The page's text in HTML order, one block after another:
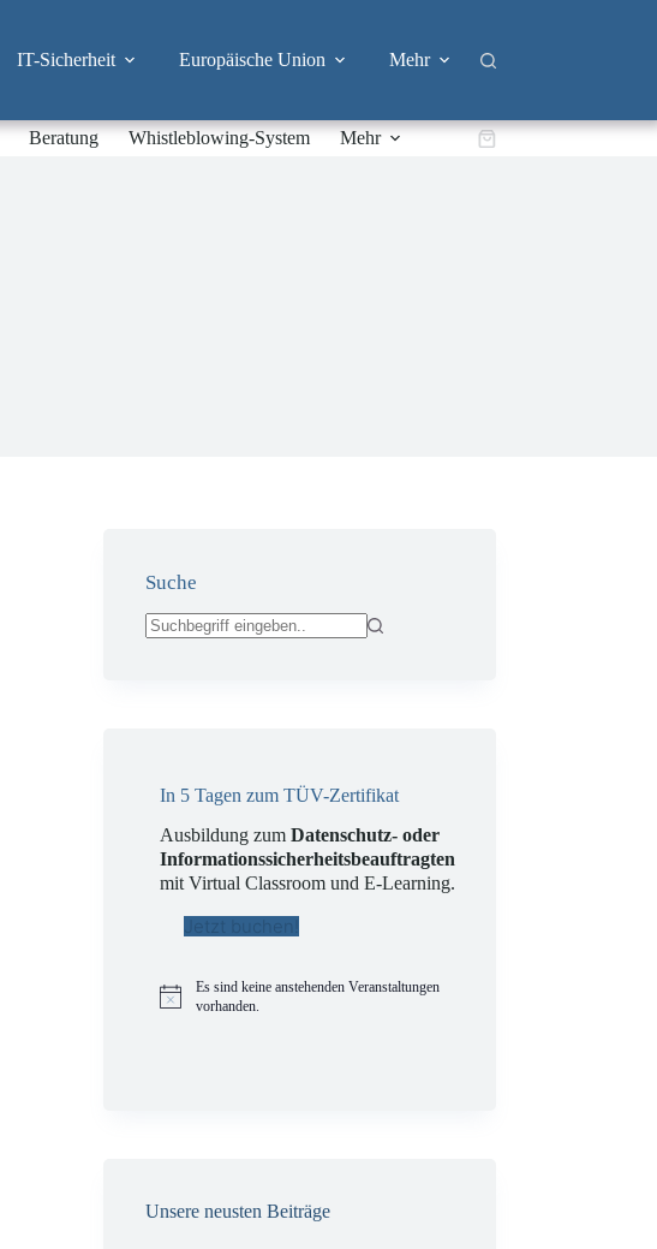
IT-Sicherheit Europäische Union Mehr
Beratung Whistleblowing-System Mehr Warenkorb
Suche
In 5 Tagen zum TÜV-Zertifikat
Ausbildung zumDatenschutz- oder
Informationssicherheitsbeauftragten
mit Virtual Classroom und E-Learning.
Jetzt buchen!
H
Es sind keine anstehenden Veranstaltungen
vorhanden.
Unsere neusten Beiträge